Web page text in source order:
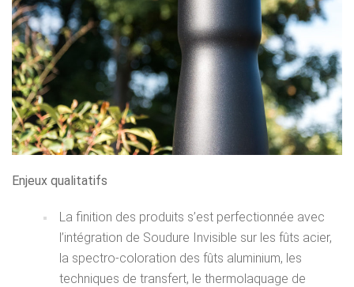
Enjeux qualitatifs
La finition des produits s’est perfectionnée avec
l’intégration de Soudure Invisible sur les fûts acier,
la spectro-coloration des fûts aluminium, les
techniques de transfert, le thermolaquage de